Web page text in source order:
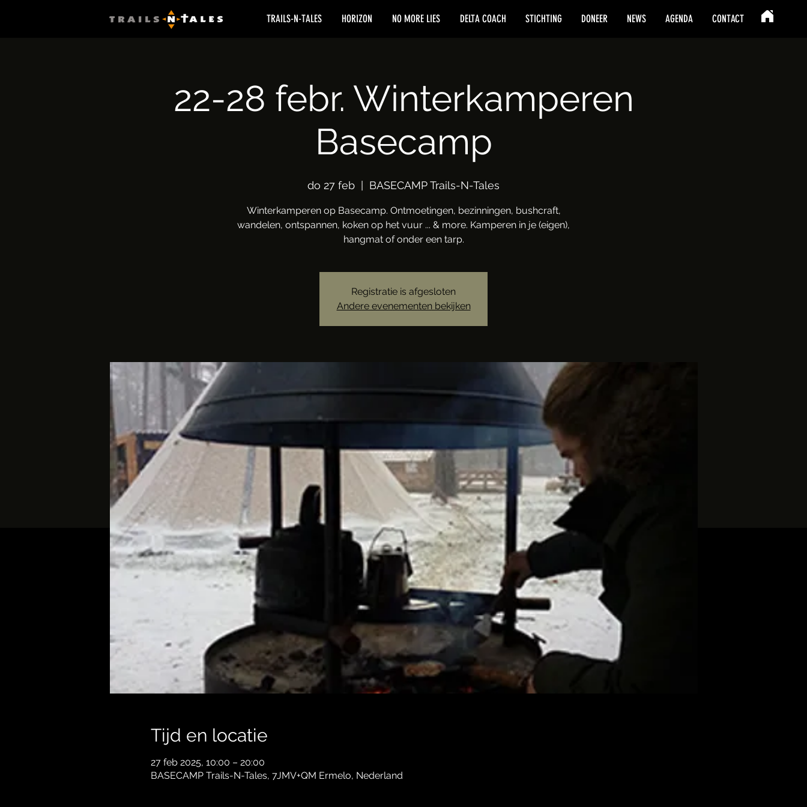
TRAILS-N-TALES HORIZON NO MORE LIES DELTA COACH STICHTING DONEER NEWS AGENDA CONTACT
22-28 febr. Winterkamperen
Basecamp
do 27 feb BASECAMP Trails-N-Tales
Winterkamperen op Basecamp. Ontmoetingen, bezinningen, bushcraft,
wandelen, ontspannen, koken op het vuur ... & more. Kamperen in je (eigen),
hangmat of onder een tarp.
Registratie is afgesloten
Andere evenementen bekijken
Tijd en locatie
27 feb 2025, 10:00 – 20:00
BASECAMP Trails-N-Tales, 7JMV+QM Ermelo, Nederland